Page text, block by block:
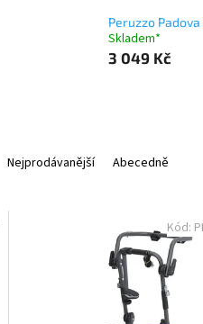
Peruzzo Padova
Skladem*
3 049 Kč
Nejprodávanější Abecedně
Kód: